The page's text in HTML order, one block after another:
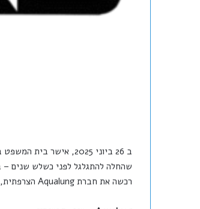
רכשה את חברת Aqualung הצרפתית, אחת המותגים המיתולוגיים בענף. הרכישה עוררה ומעוררת הדים רבים בעולם הצלילה.